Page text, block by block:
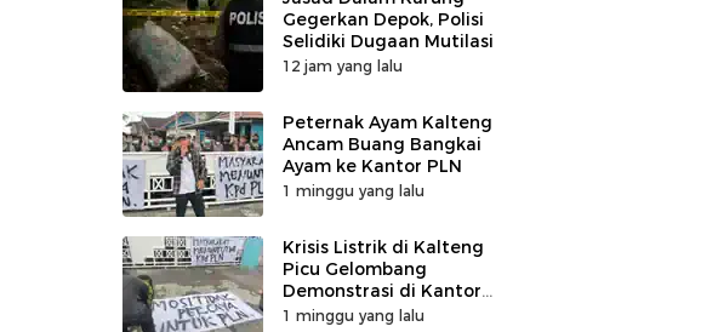
Gegerkan Depok, Polisi
Selidiki Dugaan Mutilasi
12 jam yang lalu
Peternak Ayam Kalteng
Ancam Buang Bangkai
Ayam ke Kantor PLN
1 minggu yang lalu
Krisis Listrik di Kalteng
Picu Gelombang
Demonstrasi di Kantor
PLN
1 minggu yang lalu